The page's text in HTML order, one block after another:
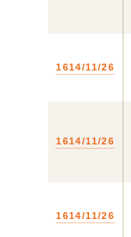
1614/11/26
1614/11/26
1614/11/26